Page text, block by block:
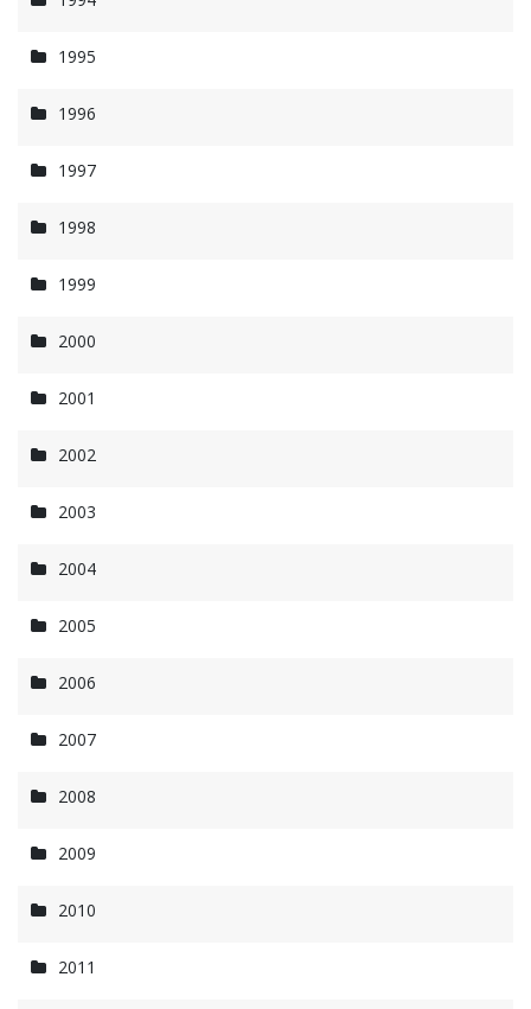
1995
1996
1997
1998
1999
2000
2001
2002
2003
2004
2005
2006
2007
2008
2009
2010
2011